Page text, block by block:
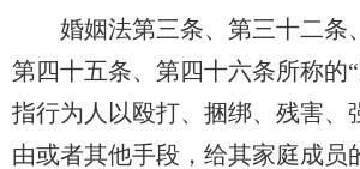
婚姻法第三条、第三十二条、
第四十五条、第四十六条所称的
指行为人以殴打、捆绑、残害、
由或者其他手段，给其家庭成员